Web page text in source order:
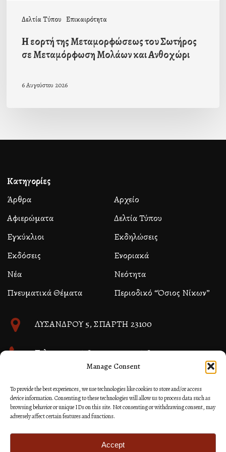
Manage Consent
To provide the best experiences, we use technologies like cookies to store and/or access
device information. Consenting to these technologies will allow us to process data such as
browsing behavior or unique IDs on this site. Not consenting or withdrawing consent, may
adversely affect certain features and functions.
Accept
Δελτία Τύπου Επικαιρότητα
Η εορτή της Μεταμορφώσεως του Σωτήρος
σε Μεταμόρφωση Μολάων και Ανθοχώρι
6 Αυγούστου 2026
Κατηγορίες
Άρθρα
Αρχείο
Αφιερώματα
Δελτία Τύπου
Εγκύκλιοι
Εκδηλώσεις
Εκδόσεις
Ενοριακά
Νέα
Νεότητα
Πνευματικά Θέματα
Περιοδικό “Όσιος Νίκων”
ΛΥΣΑΝΔΡΟΥ 5, ΣΠΑΡΤΗ 23100
Τηλ. 27310 26580 και 27310 26581